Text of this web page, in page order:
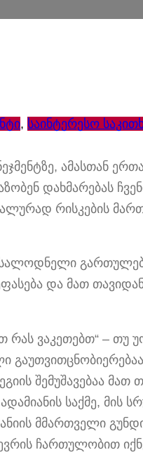
, საინტერესო
ამასთან
დახმარებას
რისკების
და მათ
რას ვაკეთებთ“ – თუ
შემუშავებაა
საქმე,
მმართველი
ჩართულობით